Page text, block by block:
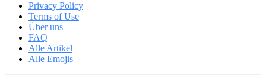
Privacy Policy
Terms of Use
Über uns
FAQ
Alle Artikel
Alle Emojis